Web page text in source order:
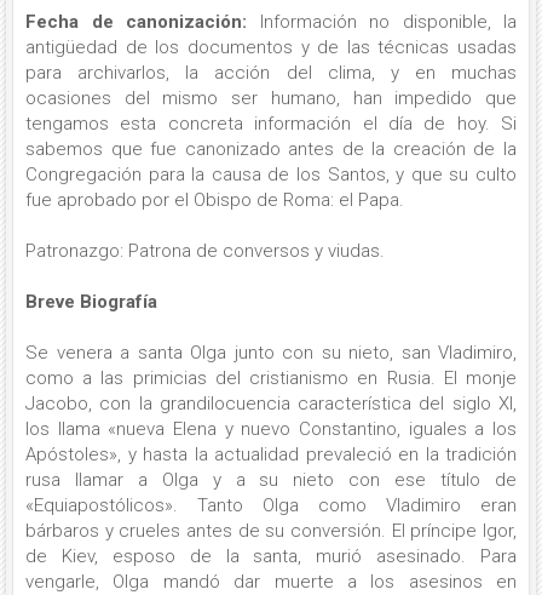
Fecha de canonización: Información no disponible, la
antigüedad de los documentos y de las técnicas usadas
para archivarlos, la acción del clima, y en muchas
ocasiones del mismo ser humano, han impedido que
tengamos esta concreta información el día de hoy. Si
sabemos que fue canonizado antes de la creación de la
Congregación para la causa de los Santos, y que su culto
fue aprobado por el Obispo de Roma: el Papa.
Patronazgo: Patrona de conversos y viudas.
Breve Biografía
Se venera a santa Olga junto con su nieto, san Vladimiro,
como a las primicias del cristianismo en Rusia. El monje
Jacobo, con la grandilocuencia característica del siglo XI,
los llama «nueva Elena y nuevo Constantino, iguales a los
Apóstoles», y hasta la actualidad prevaleció en la tradición
rusa llamar a Olga y a su nieto con ese título de
«Equiapostólicos». Tanto Olga como Vladimiro eran
bárbaros y crueles antes de su conversión. El príncipe Igor,
de Kiev, esposo de la santa, murió asesinado. Para
vengarle, Olga mandó dar muerte a los asesinos en